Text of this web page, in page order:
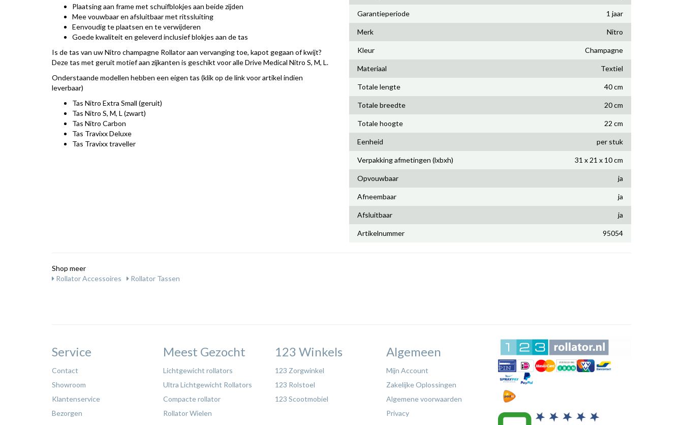
Plaatsing aan frame met schuifblokjes aan beide zijden
Mee vouwbaar en afsluitbaar met ritssluiting
Eenvoudig te plaatsen en te verwijderen
Goede kwaliteit en geleverd inclusief blokjes aan de tas
Is de tas van uw Nitro champagne Rollator aan vervanging toe, kapot gegaan of kwijt?
Deze tas met geruit motief aan zijkanten is geschikt voor alle Drive Medical Nitro S, M, L.
Onderstaande modellen hebben een eigen tas (klik op de link voor artikel indien
leverbaar)
Tas Nitro Extra Small (geruit)
Tas Nitro S, M, L (zwart)
Tas Nitro Carbon
Tas Travixx Deluxe
Tas Travixx traveller
Garantieperiode 1 jaar
Merk Nitro
Kleur Champagne
Materiaal Textiel
Totale lengte 40 cm
Totale breedte 20 cm
Totale hoogte 22 cm
Eenheid per stuk
Verpakking afmetingen (lxbxh) 31 x 21 x 10 cm
Opvouwbaar ja
Afneembaar ja
Afsluitbaar ja
Artikelnummer 95054
Shop meer
Rollator Accessoires
Rollator Tassen
Service
Contact
Showroom
Klantenservice
Bezorgen
Meest Gezocht
Lichtgewicht rollators
Ultra Lichtgewicht Rollators
Compacte rollator
Rollator Wielen
123 Winkels
123 Zorgwinkel
123 Rolstoel
123 Scootmobiel
Algemeen
Mijn Account
Zakelijke Oplossingen
Algemene voorwaarden
Privacy